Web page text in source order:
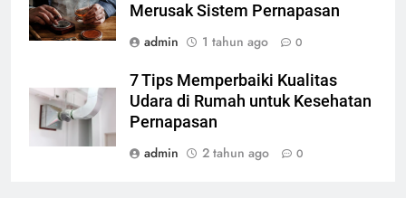
Merusak Sistem Pernapasan
admin
1 tahun ago 0
7 Tips Memperbaiki Kualitas
Udara di Rumah untuk Kesehatan
Pernapasan
admin
2 tahun ago 0